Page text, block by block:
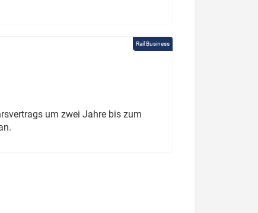
Rail Business
um zwei Jahre bis zum